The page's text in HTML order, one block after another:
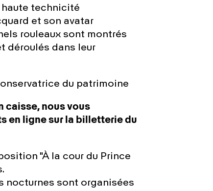
haute technicité
et son avatar
rouleaux sont montrés
déroulés dans leur
du patrimoine
caisse, nous vous
en ligne sur la billetterie du
"À la cour du Prince
nocturnes sont organisées